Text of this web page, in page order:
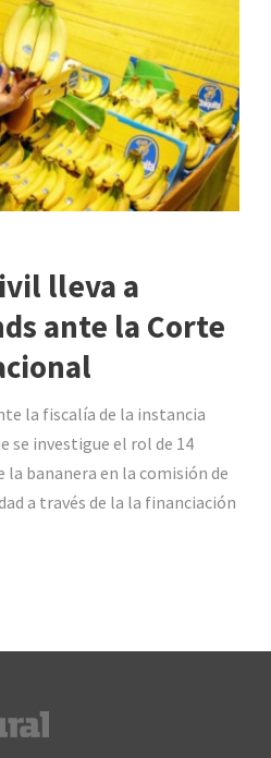
lleva a
ante la Corte
la fiscalía de la instancia
se investigue el rol de 14
la bananera en la comisión de
a través de la la financiación